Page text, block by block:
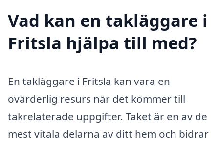
Vad kan en takläggare i
Fritsla hjälpa till med?
En takläggare i Fritsla kan vara en
ovärderlig resurs när det kommer till
takrelaterade uppgifter. Taket är en av de
mest vitala delarna av ditt hem och bidrar